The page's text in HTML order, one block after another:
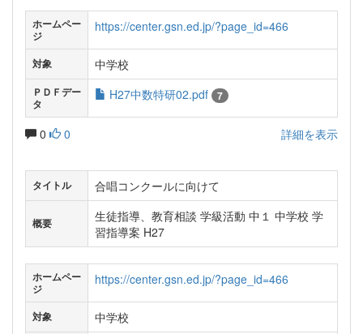
ホームペー
ジ
https://center.gsn.ed.jp/?page_id=466
対象 中学校
ＰＤＦデー
タ
H27中数特研02.pdf 7
0 0 詳細を表示
タイトル 合唱コンクールに向けて
概要
生徒指導、教育相談 学級活動 中１ 中学校 学
習指導案 H27
ホームペー
ジ
https://center.gsn.ed.jp/?page_id=466
対象 中学校